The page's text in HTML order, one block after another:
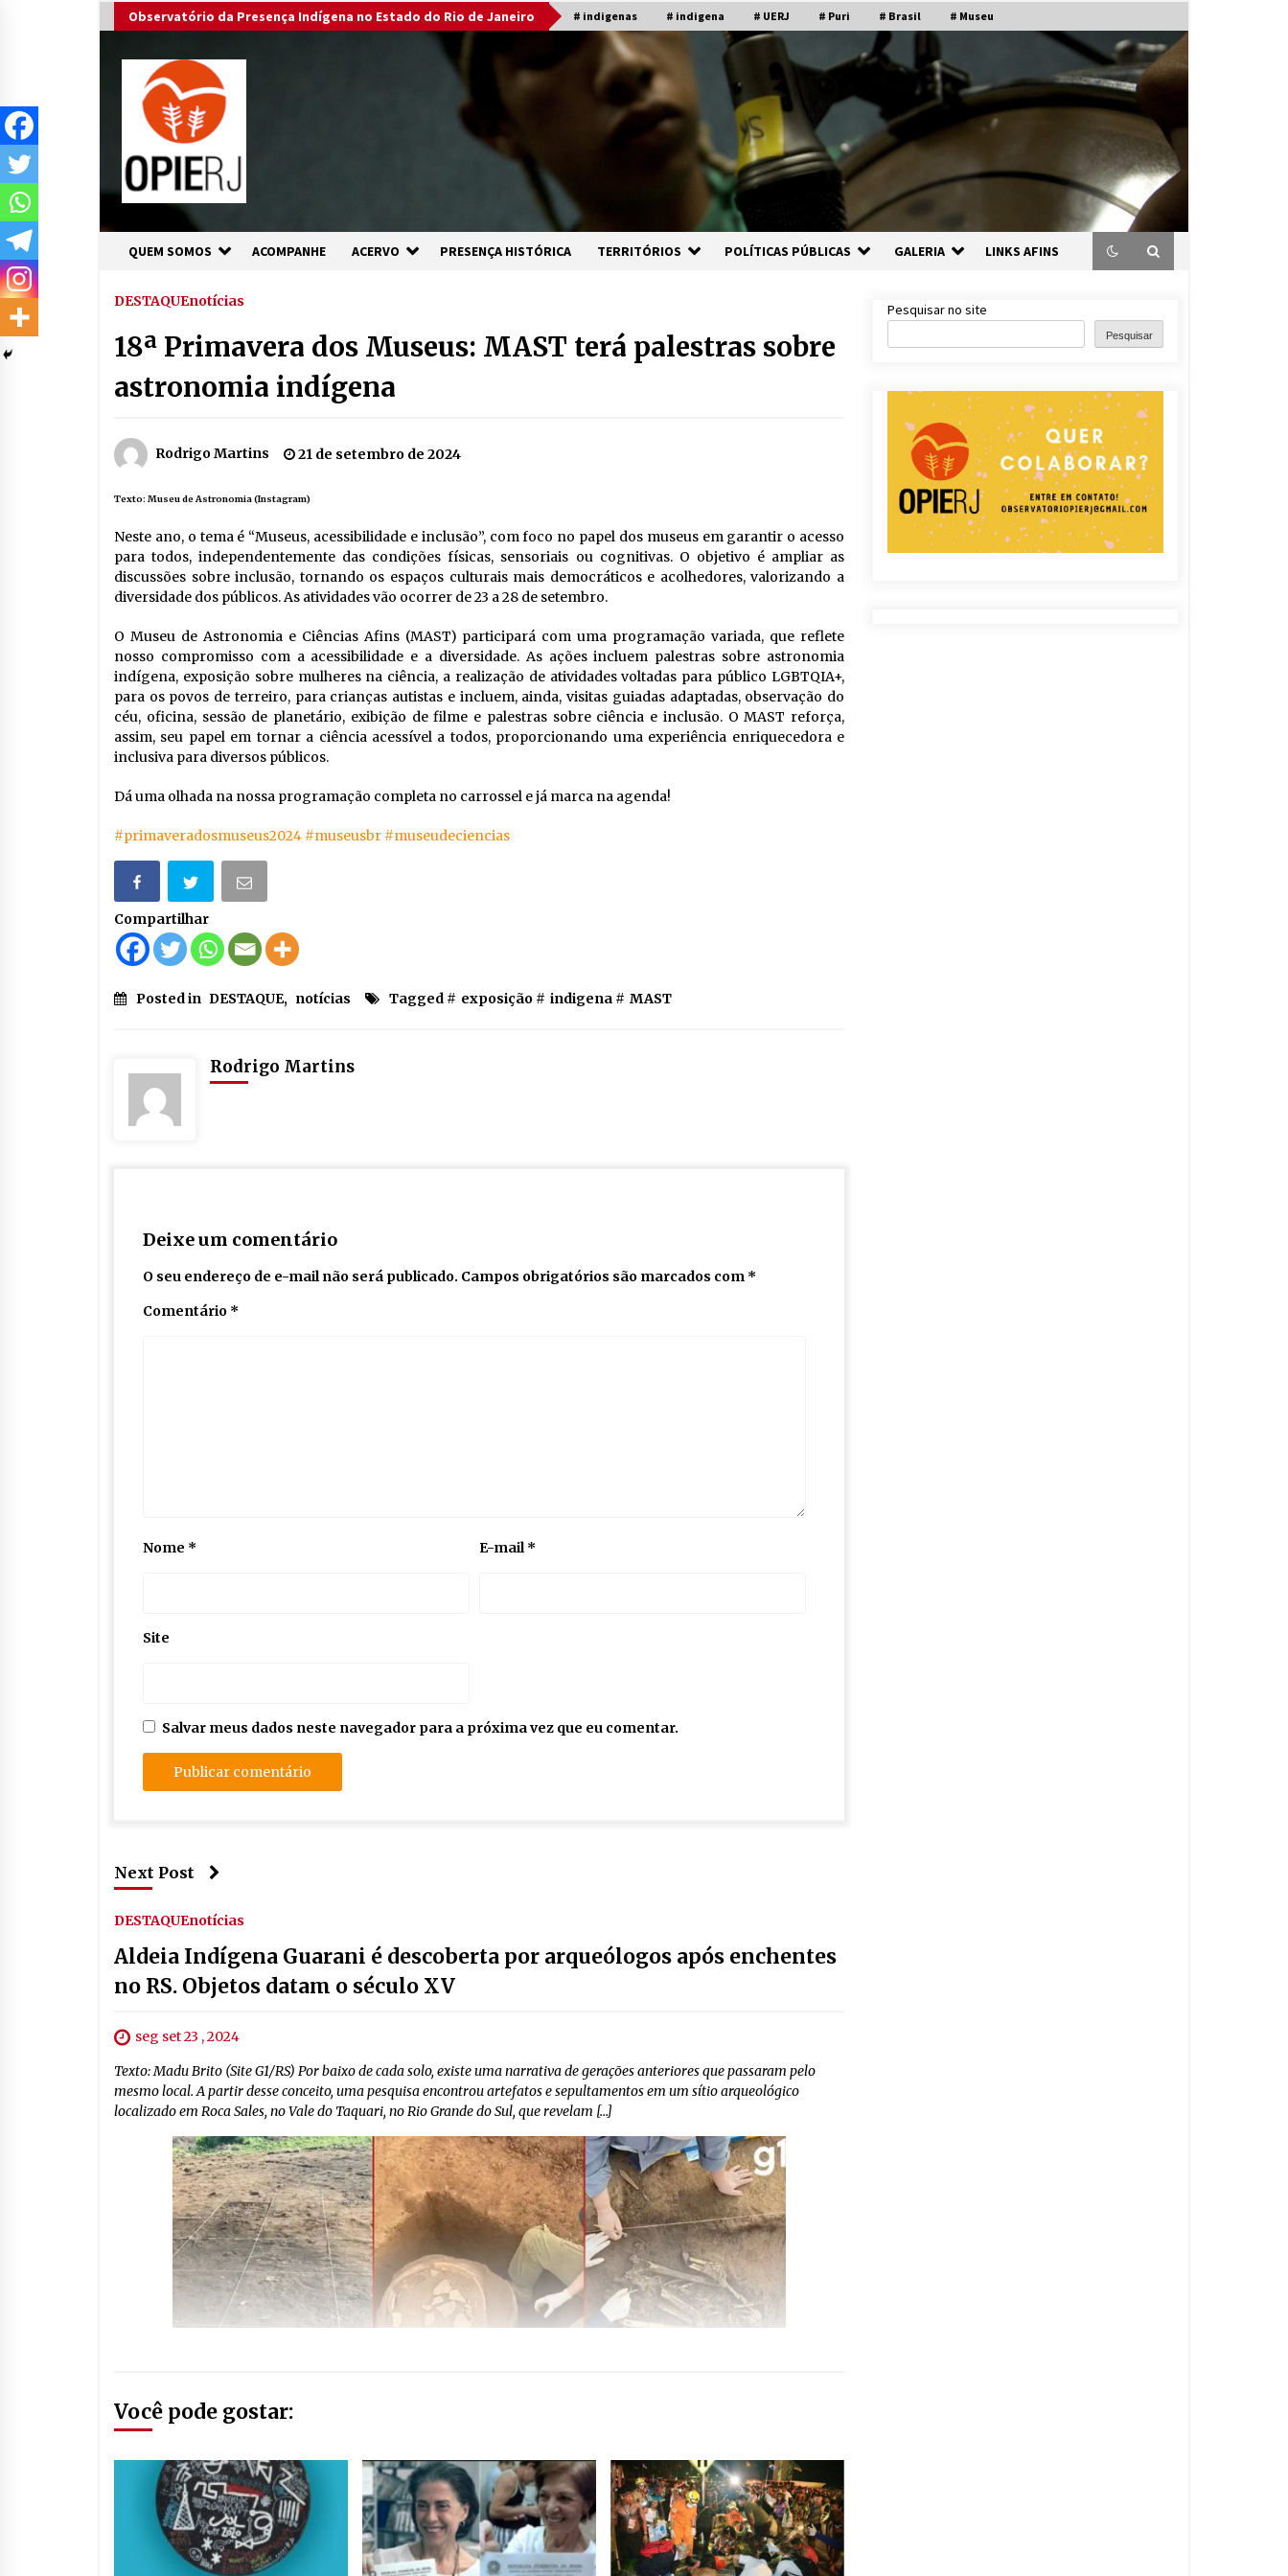
to
Observatório da Presença Indígena no Estado do Rio de Janeiro # indigenas # indigena # UERJ # Puri # Brasil # Museu
QUEM SOMOS ACOMPANHE ACERVO PRESENÇA HISTÓRICA TERRITÓRIOS POLÍTICAS PÚBLICAS GALERIA LINKS AFINS
DESTAQUEnotícias
18ª Primavera dos Museus: MAST terá palestras sobre
astronomia indígena
Rodrigo Martins 21 de setembro de 2024
Texto: Museu de Astronomia (Instagram)
Neste ano, o tema é “Museus, acessibilidade e inclusão”, com foco no papel dos museus em garantir o acesso
para todos, independentemente das condições físicas, sensoriais ou cognitivas. O objetivo é ampliar as
discussões sobre inclusão, tornando os espaços culturais mais democráticos e acolhedores, valorizando a
diversidade dos públicos. As atividades vão ocorrer de 23 a 28 de setembro.
O Museu de Astronomia e Ciências Afins (MAST) participará com uma programação variada, que reflete
nosso compromisso com a acessibilidade e a diversidade. As ações incluem palestras sobre astronomia
indígena, exposição sobre mulheres na ciência, a realização de atividades voltadas para público LGBTQIA+,
para os povos de terreiro, para crianças autistas e incluem, ainda, visitas guiadas adaptadas, observação do
céu, oficina, sessão de planetário, exibição de filme e palestras sobre ciência e inclusão. O MAST reforça,
assim, seu papel em tornar a ciência acessível a todos, proporcionando uma experiência enriquecedora e
inclusiva para diversos públicos.
Dá uma olhada na nossa programação completa no carrossel e já marca na agenda!
#primaveradosmuseus2024 #museusbr #museudeciencias
Compartilhar
Posted in DESTAQUE, notícias Tagged # exposição # indigena # MAST
Rodrigo Martins
Deixe um comentário
O seu endereço de e-mail não será publicado. Campos obrigatórios são marcados com *
Comentário *
Nome * E-mail*
Site
Salvar meus dados neste navegador para a próxima vez que eu comentar.
Next Post
DESTAQUEnotícias
Aldeia Indígena Guarani é descoberta por arqueólogos após enchentes
no RS. Objetos datam o século XV
seg set 23 , 2024
Texto: Madu Brito (Site G1/RS) Por baixo de cada solo, existe uma narrativa de gerações anteriores que passaram pelo
mesmo local. A partir desse conceito, uma pesquisa encontrou artefatos e sepultamentos em um sítio arqueológico
localizado em Roca Sales, no Vale do Taquari, no Rio Grande do Sul, que revelam […]
Você pode gostar:
Pesquisar no site
Pesquisar